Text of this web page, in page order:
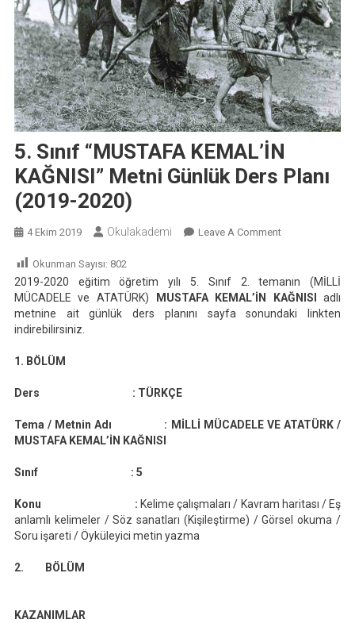
5. Sınıf “MUSTAFA KEMAL’İN
KAĞNISI” Metni Günlük Ders Planı
(2019-2020)
4 Ekim 2019 Okulakademi Leave A CommentOn
“MUSTAFA
KEMAL’İN
2020)
Okunman Sayısı: 802
2019-2020 eğitim öğretim yılı 5. Sınıf 2. temanın (MİLLİ
MÜCADELE ve ATATÜRK)
MUSTAFA KEMAL’İN KAĞNISI
adlı
metnine ait günlük ders planını sayfa sonundaki linkten
indirebilirsiniz.
1. BÖLÜM
Ders : TÜRKÇE
Tema / Metnin Adı : MİLLİ MÜCADELE VE ATATÜRK /
MUSTAFA KEMAL’İN KAĞNISI
Sınıf : 5
Konu : Kelime çalışmaları / Kavram haritası / Eş
anlamlı kelimeler / Söz sanatları (Kişileştirme) / Görsel okuma /
Soru işareti / Öyküleyici metin yazma
2. BÖLÜM
KAZANIMLAR